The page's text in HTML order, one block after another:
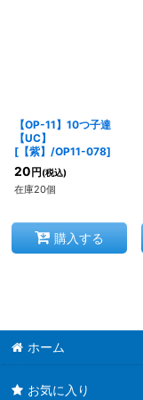
【OP-11】10つ子達
【UC】
[ 【紫】/OP11-078]
20 円 (税込)
在庫20個
購入する
ホーム
お気に入り